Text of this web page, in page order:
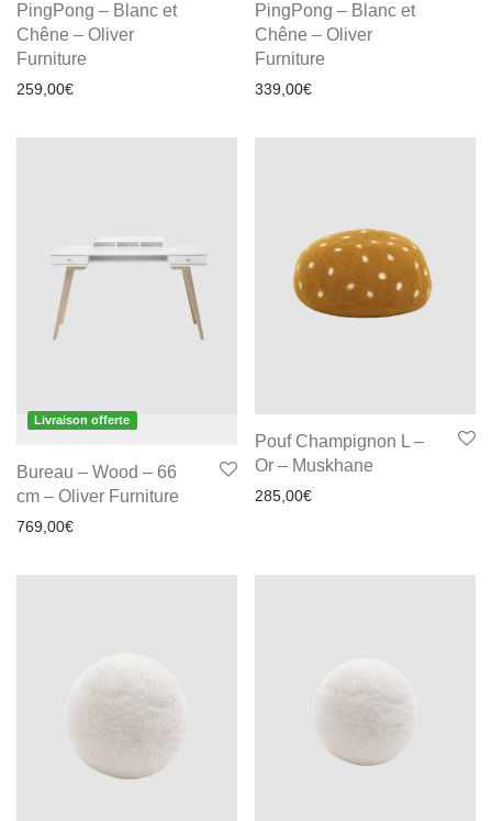
PingPong – Blanc et
Chêne – Oliver
Furniture
259,00€
PingPong – Blanc et
Chêne – Oliver
Furniture
339,00€
Livraison offerte
Bureau – Wood – 66
cm – Oliver Furniture
769,00€
Pouf Champignon L –
Or – Muskhane
285,00€